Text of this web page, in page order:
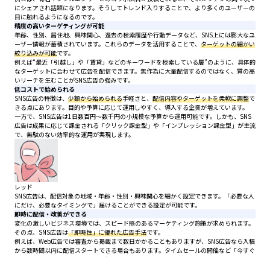
にシェアされ話題になります。そうしてトレンド入りすることで、より多くのユーザーの
目に触れるようになるのです。
精度の高いターゲティングが可能
年齢、性別、居住地、興味関心、過去の検索履歴や行動データなど、SNS上には膨大なユ
ーザー情報が蓄積されています。これらのデータを活用することで、 ターゲットの細かい
絞り込みが可能です。
例えば“最近「引越し」や「賃貸」などのキーワードを検索している層”のように、具体的
なターゲットに合わせて広告を配信できます。無作為に大量配信するのではなく、質の高
いリーチを生むことがSNS広告の強みです。
低コストで始められる
SNS広告の特徴は、 少額から始められる手軽さと、 配信内容やターゲットを柔軟に調整で
きる点にあります。目的や予算に応じて運用しやすく、導入する企業が増えています。
一方で、SNS広告は1日数百円〜数千円の小規模な予算から運用可能です。しかも、SNS
広告は成果に応じて課金される「クリック課金型」や「インプレッション課金型」が主流
で、無駄のない効率的な運用が実現します。
レッド
SNS広告は、配信対象の地域・年齢・性別・興味関心を細かく設定できます。「必要な人
にだけ、必要なタイミングで」届けることができる設定が可能です。
即時に配信・改善ができる
変化の激しいビジネス環境では、スピード感のあるマーケティング施策が求められます。
その点、SNS広告は「即時性」に優れた広告手法です。
例えば、Web広告では審査から掲載まで数日かかることもありますが、SNS広告なら入稿
から数時間以内に配信スタートできる場合もあります。タイムセールの開催など「今すぐ